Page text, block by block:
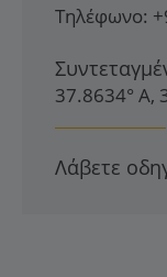
Τηλέφωνο:
37.8634° Α,
Λάβετε